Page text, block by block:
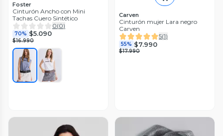
Foster
Cinturón Ancho con Mini
Tachas Cuero Sintético
0(0)
70% $5.090
$16.990
Carven
Cinturón mujer Lara negro
Carven
5(1)
55% $7.990
$17.990